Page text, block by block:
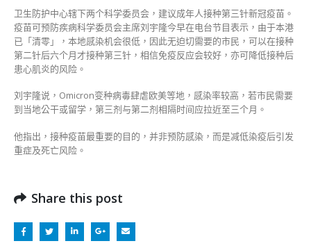
第
三
针
间
隔
时
间〉
中
卫生防护中心辖下两个科学委员会，建议成年人接种第三针新冠疫苗。
疫苗可预防疾病科学委员会主席刘宇隆今早在电台节目表示，由于本港
已「清零」，本地感染机会很低，因此无迫切需要的市民，可以在接种
第二针后六个月才接种第三针，相信免疫反应会较好，亦可降低接种后
患心肌炎的风险。
刘宇隆说，Omicron变种病毒肆虐欧美等地，感染率较高，若市民需要
到当地公干或留学，第三剂与第二剂相隔时间应拉近至三个月。
他指出，接种疫苗最重要的目的，并非预防感染，而是减低染疫后引发
重症及死亡风险。
Share this post